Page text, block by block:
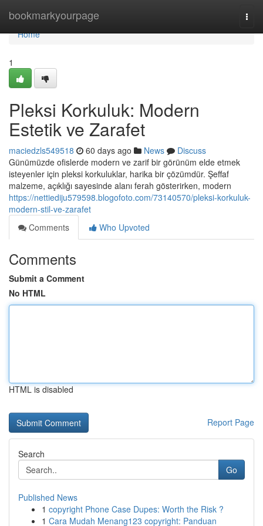
bookmarkyourpage
Home
Home
1
Pleksi Korkuluk: Modern
Estetik ve Zarafet
maciedzls549518 60 days ago News
Discuss
Günümüzde ofislerde modern ve zarif bir görünüm elde etmek
isteyenler için pleksi korkuluklar, harika bir çözümdür. Şeffaf
malzeme, açıklığı sayesinde alanı ferah gösterirken, modern
https://nettiediju579598.blogofoto.com/73140570/pleksi-korkuluk-
modern-stil-ve-zarafet
Comments
Who Upvoted
Comments
Submit a Comment
No HTML
HTML is disabled
Report Page
Search
Go
Published News
1 copyright Phone Case Dupes: Worth the Risk ?
1 Cara Mudah Menang123 copyright: Panduan